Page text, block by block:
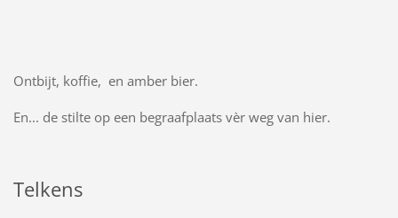
Ontbijt, koffie, en amber bier.
En... de stilte op een begraafplaats vèr weg van hier.
Telkens